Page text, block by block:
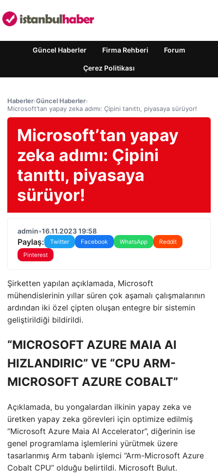
Güncel Haberler Firma Rehberi Forum
Çerez Politikası
Haberler›Güncel Haberler›
Microsoft’tan yapay zeka adımı: Çipini tanıttı, piyasaya sürüyor!
Microsoft’tan yapay
zeka adımı: Çipini
tanıttı, piyasaya
sürüyor!
admin•16.11.2023 19:58
Paylaş: Twitter Facebook WhatsApp
Reddit
Pinterest
Şirketten yapılan açıklamada, Microsoft
mühendislerinin yıllar süren çok aşamalı çalışmalarının
ardından iki özel çipten oluşan entegre bir sistemin
geliştirildiği bildirildi.
“MICROSOFT AZURE MAIA AI
HIZLANDIRIC” VE “CPU ARM-
MICROSOFT AZURE COBALT”
Açıklamada, bu yongalardan ilkinin yapay zeka ve
üretken yapay zeka görevleri için optimize edilmiş
“Microsoft Azure Maia AI Accelerator”, diğerinin ise
genel programlama işlemlerini yürütmek üzere
tasarlanmış Arm tabanlı işlemci “Arm-Microsoft Azure
Cobalt CPU” olduğu belirtildi. Microsoft Bulut.